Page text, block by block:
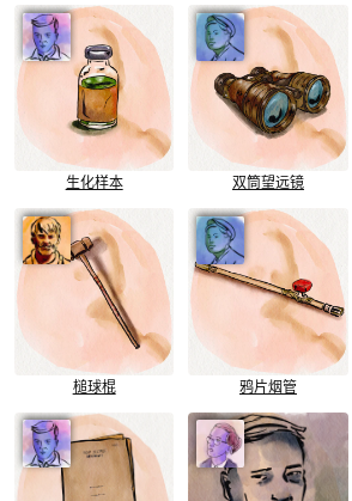
生化样本 双筒望远镜
槌球棍 鸦片烟管